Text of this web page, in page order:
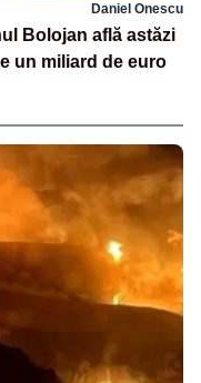
Daniel Onescu
Bolojan află astăzi
un miliard de euro